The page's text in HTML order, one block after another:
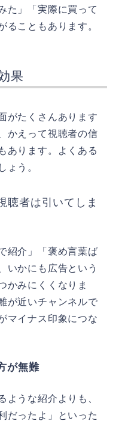
た」「実際に買って
ることもあります。
果
がたくさんあります
かえって視聴者の信
あります。よくある
ょう。
聴者は引いてしま
紹介」「褒め言葉ば
いかにも広告という
かみにくくなりま
が近いチャンネルで
マイナス印象につな
が無難
ような紹介よりも、
だったよ」といった